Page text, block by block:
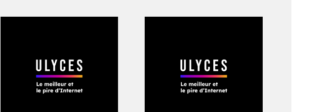
quatre visiteurs, de temps en